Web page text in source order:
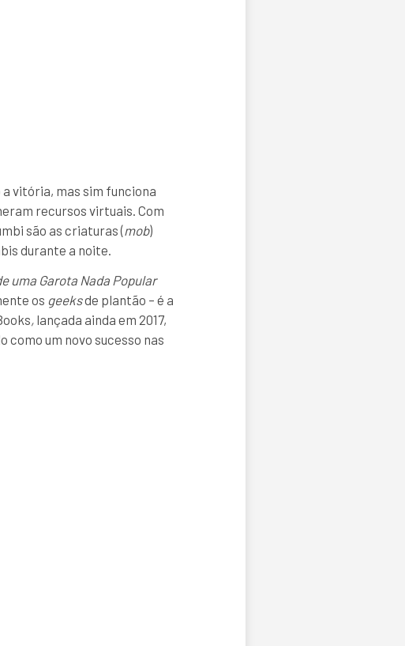
vitória, mas sim funciona
recursos virtuais. Com
são as criaturas (mob)
durante a noite.
uma Garota Nada Popular
os geeksde plantão – é a
, lançada ainda em 2017,
como um novo sucesso nas